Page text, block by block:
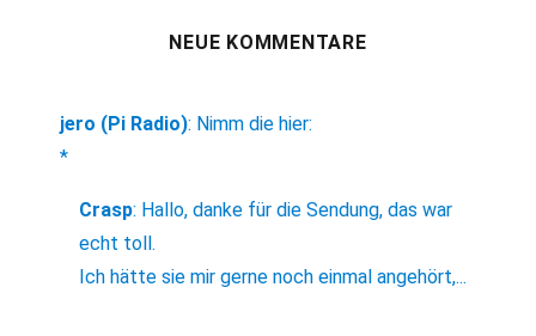
NEUE KOMMENTARE
jero (Pi Radio): Nimm die hier:
*
Crasp: Hallo, danke für die Sendung, das war
echt toll.
Ich hätte sie mir gerne noch einmal angehört,...